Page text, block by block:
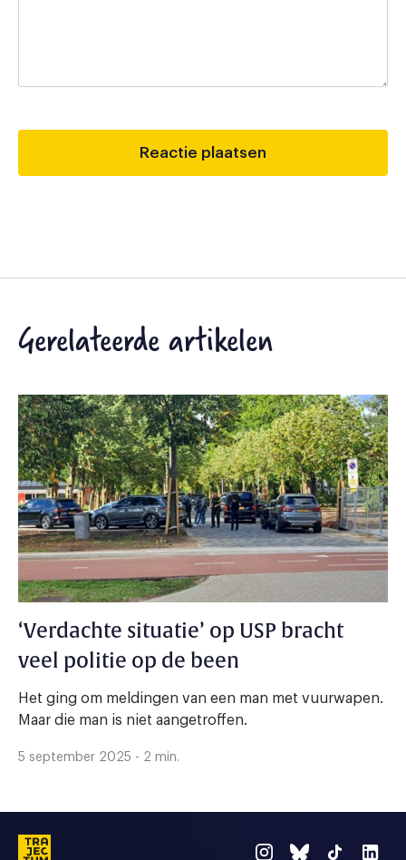
Gerelateerde artikelen
‘Verdachte situatie’ op USP bracht
veel politie op de been
Het ging om meldingen van een man met vuurwapen.
Maar die man is niet aangetroffen.
5 september 2025 - 2 min.